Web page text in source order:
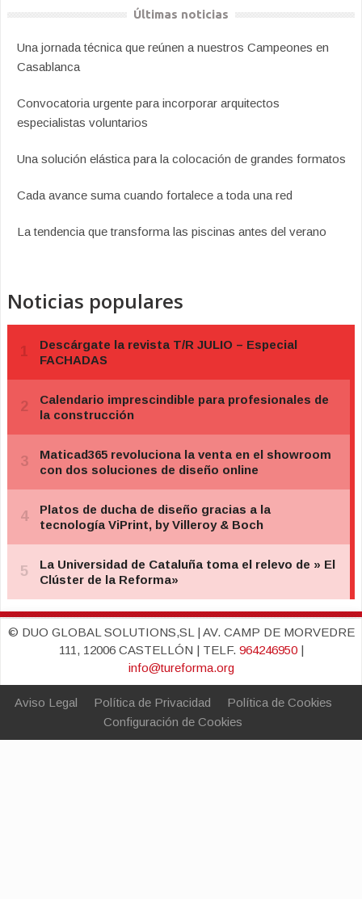
Últimas noticias
Una jornada técnica que reúnen a nuestros Campeones en
Casablanca
Convocatoria urgente para incorporar arquitectos
especialistas voluntarios
Una solución elástica para la colocación de grandes formatos
Cada avance suma cuando fortalece a toda una red
La tendencia que transforma las piscinas antes del verano
Noticias populares
© DUO GLOBAL SOLUTIONS,SL | AV. CAMP DE MORVEDRE
111, 12006 CASTELLÓN | TELF. 964246950|
info@tureforma.org
Aviso Legal Política de Privacidad
Política de Cookies
Configuración de Cookies